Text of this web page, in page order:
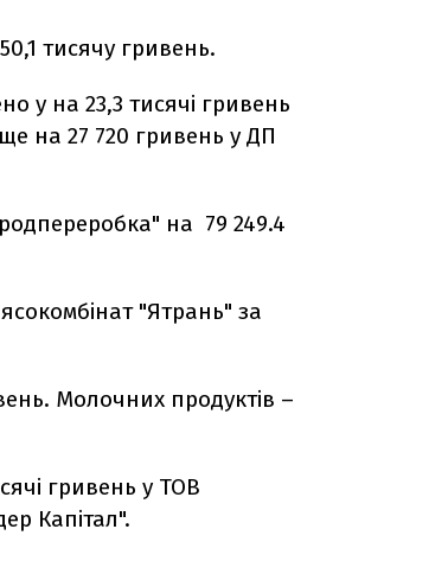
тисячу гривень.
у на 23,3 тисячі гривень
на 27 720 гривень у ДП
на 79 249.4
"Ятрань" за
Молочних продуктів –
гривень у ТОВ
Капітал".